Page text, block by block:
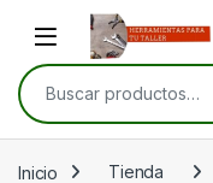
Skip to navigation
Skip to content
Open
Buscar por:
Inicio Tienda